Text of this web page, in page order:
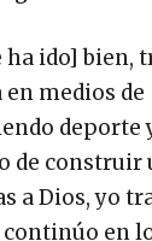
ido] bien,
medios de
deporte y,
de construir
a Dios, yo
en